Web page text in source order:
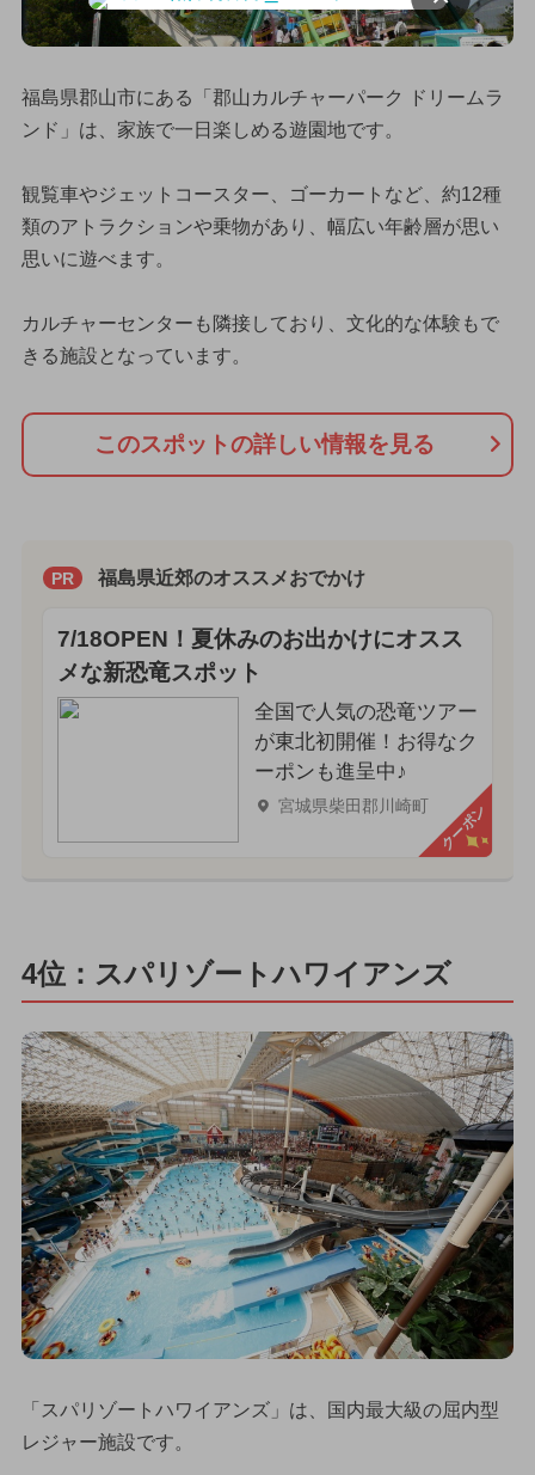
福島県郡山市にある「郡山カルチャーパーク ドリームラ
ンド」は、家族で一日楽しめる遊園地です。
観覧車やジェットコースター、ゴーカートなど、約12種
類のアトラクションや乗物があり、幅広い年齢層が思い
思いに遊べます。
カルチャーセンターも隣接しており、文化的な体験もで
きる施設となっています。
このスポットの詳しい情報を見る
PR 福島県近郊のオススメおでかけ
7/18OPEN！夏休みのお出かけにオスス
メな新恐竜スポット
全国で人気の恐竜ツアー
が東北初開催！お得なク
ーポンも進呈中♪
宮城県柴田郡川崎町 クーポン
4位：スパリゾートハワイアンズ
「スパリゾートハワイアンズ」は、国内最大級の屈内型
レジャー施設です。